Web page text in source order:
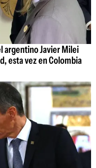
argentino Javier Milei
esta vez en Colombia